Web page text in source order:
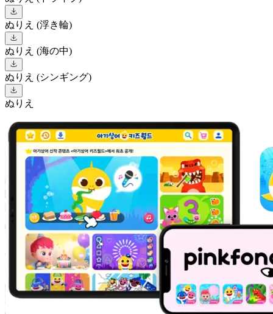
ぬりえ (浮き輪)
ぬりえ (海の中)
ぬりえ (シンギング)
ぬりえ